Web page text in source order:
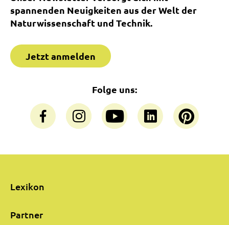
spannenden Neuigkeiten aus der Welt der
Naturwissenschaft und Technik.
Jetzt anmelden
Folge uns:
Lexikon
Partner